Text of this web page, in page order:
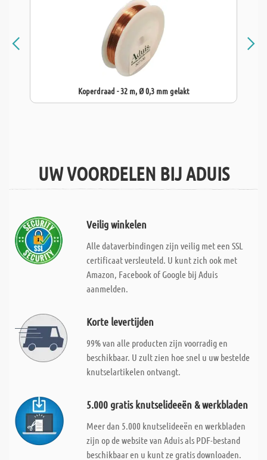
Koperdraad - 32 m, Ø 0,3 mm gelakt
UW VOORDELEN BIJ ADUIS
Veilig winkelen
Alle dataverbindingen zijn veilig met een SSL
certificaat versleuteld. U kunt zich ook met
Amazon, Facebook of Google bij Aduis
aanmelden.
Korte levertijden
99% van alle producten zijn voorradig en
beschikbaar. U zult zien hoe snel u uw bestelde
knutselartikelen ontvangt.
5.000 gratis knutselideeën & werkbladen
Meer dan 5.000 knutselideeën en werkbladen
zijn op de website van Aduis als PDF-bestand
beschikbaar en u kunt ze gratis downloaden.